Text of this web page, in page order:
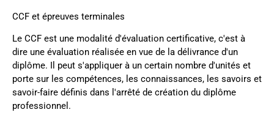
CCF et épreuves terminales
Le CCF est une modalité d'évaluation certificative, c'est à
dire une évaluation réalisée en vue de la délivrance d'un
diplôme. Il peut s'appliquer à un certain nombre d'unités et
porte sur les compétences, les connaissances, les savoirs et
savoir-faire définis dans l'arrêté de création du diplôme
professionnel.